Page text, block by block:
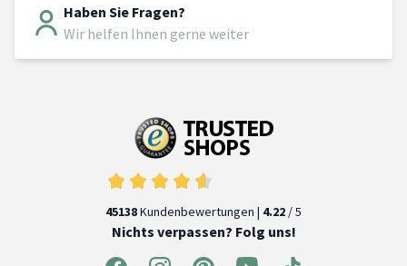
Haben Sie Fragen?
Wir helfen Ihnen gerne weiter
45138Kundenbewertungen | 4.22 / 5
Nichts verpassen? Folg uns!